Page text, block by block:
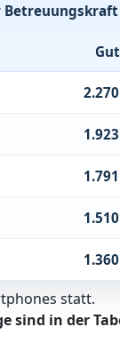
Betreuungskraft
Gut
statt.
sind in der